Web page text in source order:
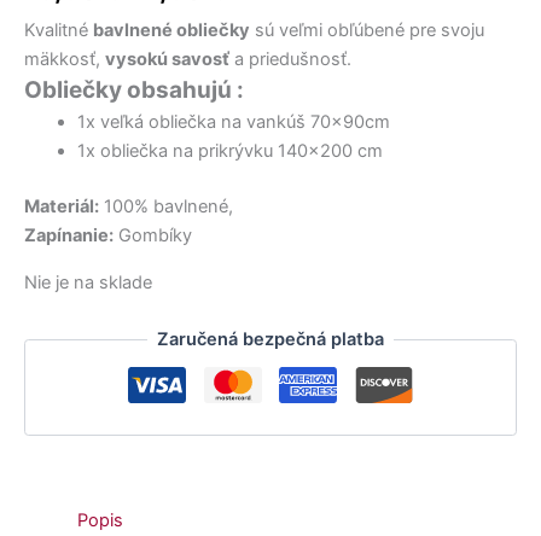
bola:
18,50 €.14,50 €.
Kvalitné bavlnené obliečky sú veľmi obľúbené pre svoju
mäkkosť, vysokú savosť a priedušnosť.
Obliečky obsahujú :
1x veľká obliečka na vankúš 70x90cm
1x obliečka na prikrývku 140×200 cm
Materiál: 100% bavlnené,
Zapínanie: Gombíky
Nie je na sklade
Zaručená bezpečná platba
Popis